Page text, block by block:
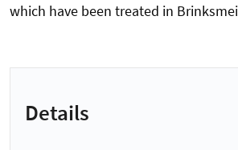
which have been treated in
Details